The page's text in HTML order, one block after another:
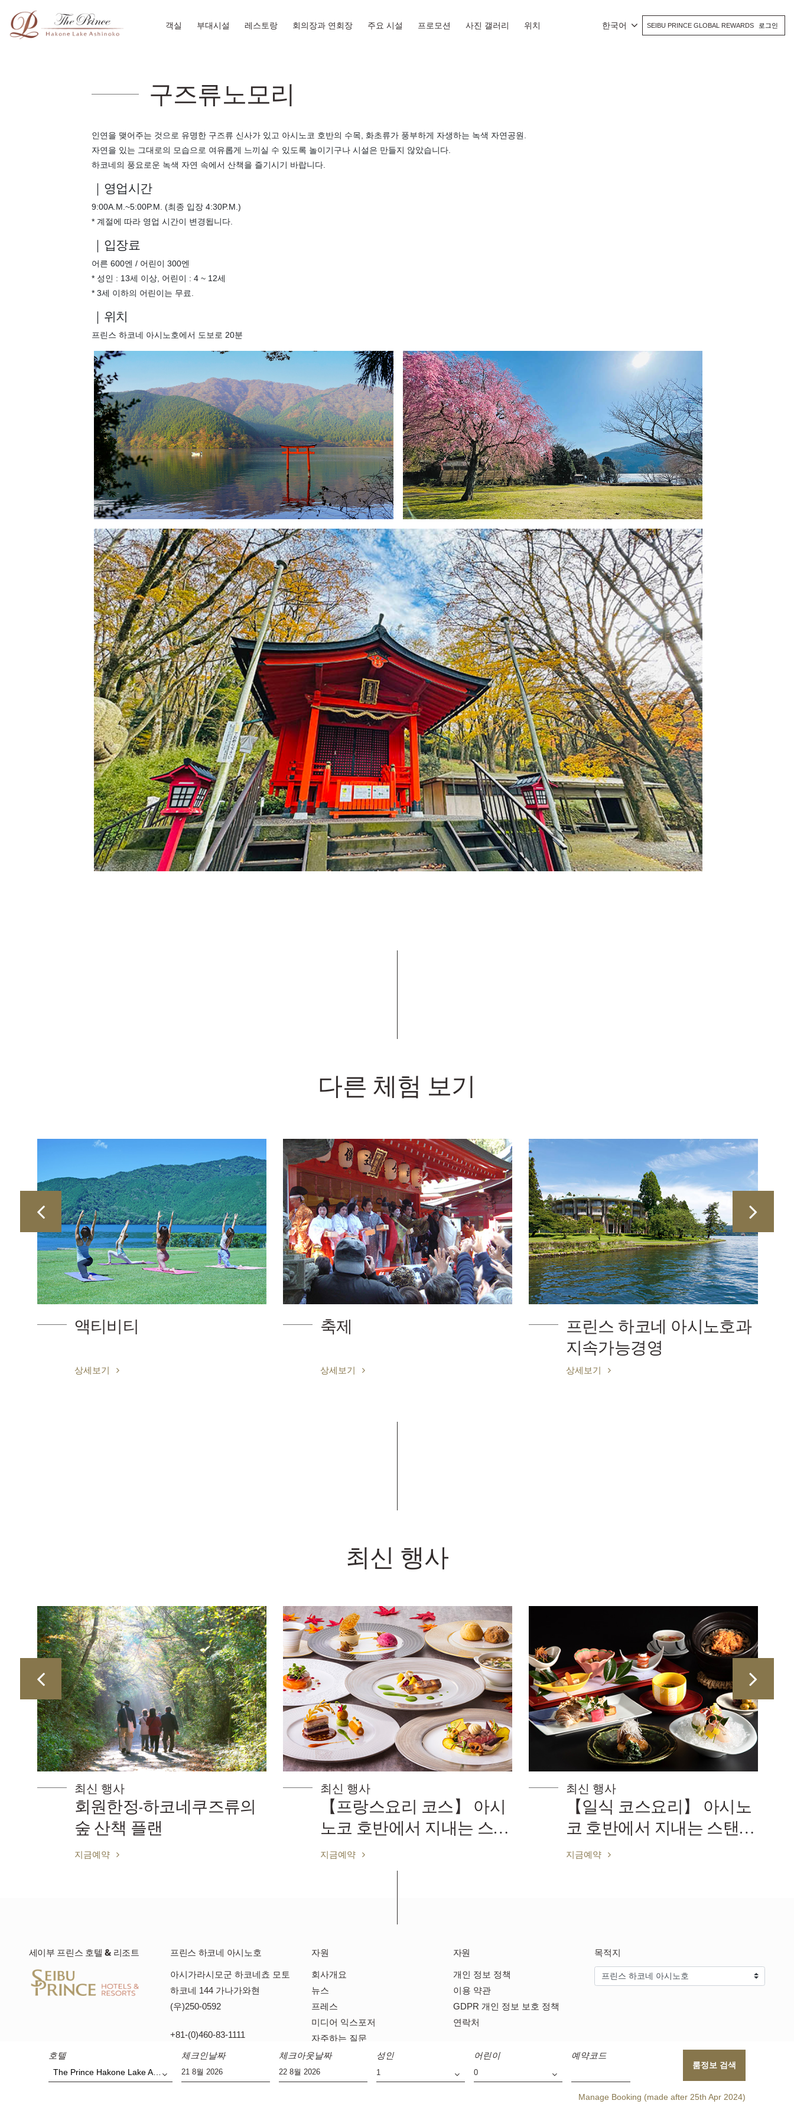
객실 부대시설 레스토랑 회의장과 연회장 주요 시설 프로모션 사진 갤러리 위치 한국어 SEIBU PRINCE GLOBAL REWARDS 로그인
호텔 체크인날짜 체크아웃날짜 성인 어린이 예약코드
룸정보 검색
Manage Booking (made after 25th Apr 2024)
구즈류노모리
인연을 맺어주는 것으로 유명한 구즈류 신사가 있고 아시노코 호반의 수목, 화초류가 풍부하게 자생하는 녹색 자연공원.
자연을 있는 그대로의 모습으로 여유롭게 느끼실 수 있도록 놀이기구나 시설은 만들지 않았습니다.
하코네의 풍요로운 녹색 자연 속에서 산책을 즐기시기 바랍니다.
｜영업시간
9:00A.M.~5:00P.M. (최종 입장 4:30P.M.)
* 계절에 따라 영업 시간이 변경됩니다.
｜입장료
어른 600엔 / 어린이 300엔
* 성인 : 13세 이상, 어린이 : 4 ~ 12세
* 3세 이하의 어린이는 무료.
｜위치
프린스 하코네 아시노호에서 도보로 20분
다른 체험 보기
프린스 하코네 아시노호과
당일치기 온천
최신 행사
코네쿠즈류의
【프랑스요리 코스】 아시
노코 호반에서 지내는 스탠
【일식 코스요리】 아시노
코 호반에서 지내는 스탠더
【할인】 30일
세이부 프린스 호텔 & 리조트 프린스 하코네 아시노호
아시가라시모군 하코네쵸 모토
하코네 144 가나가와현
(우)250-0592
+81-(0)460-83-1111
자원
회사개요
뉴스
프레스
미디어 익스포저
자주하는 질문
자원
개인 정보 정책
이용 약관
GDPR 개인 정보 보호 정책
연락처
목적지